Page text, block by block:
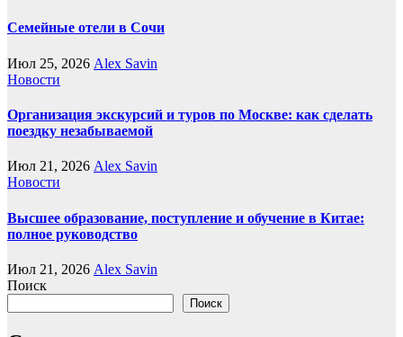
Семейные отели в Сочи
Июл 25, 2026 Alex Savin
Новости
Организация экскурсий и туров по Москве: как сделать
поездку незабываемой
Июл 21, 2026 Alex Savin
Новости
Высшее образование, поступление и обучение в Китае:
полное руководство
Июл 21, 2026 Alex Savin
Поиск
Поиск